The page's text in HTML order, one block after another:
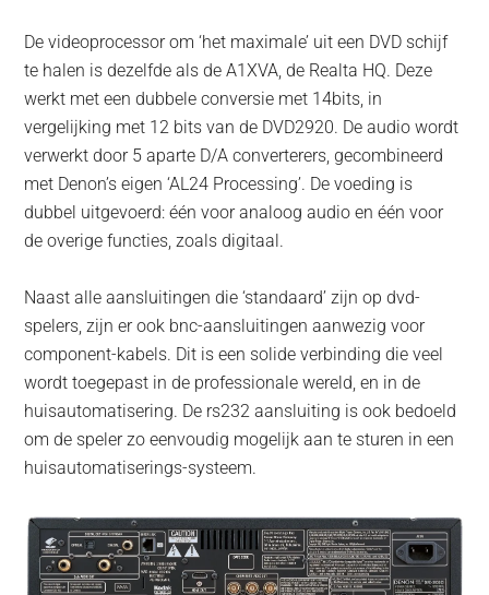
De videoprocessor om ‘het maximale’ uit een DVD schijf
te halen is dezelfde als de A1XVA, de Realta HQ. Deze
werkt met een dubbele conversie met 14bits, in
vergelijking met 12 bits van de DVD2920. De audio wordt
verwerkt door 5 aparte D/A converterers, gecombineerd
met Denon’s eigen ‘AL24 Processing’. De voeding is
dubbel uitgevoerd: één voor analoog audio en één voor
de overige functies, zoals digitaal.
Naast alle aansluitingen die ‘standaard’ zijn op dvd-
spelers, zijn er ook bnc-aansluitingen aanwezig voor
component-kabels. Dit is een solide verbinding die veel
wordt toegepast in de professionale wereld, en in de
huisautomatisering. De rs232 aansluiting is ook bedoeld
om de speler zo eenvoudig mogelijk aan te sturen in een
huisautomatiserings-systeem.